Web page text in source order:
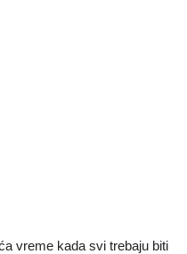
vreme kada svi trebaju biti